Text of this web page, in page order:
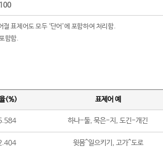
100
표제어도 모두 ‘단어’에 포함하여 처리함.
함함.
(%) 표제어 예
하나-둘, 묵은-지, 도긴-개긴
윗몸^일으키기, 고가^도로